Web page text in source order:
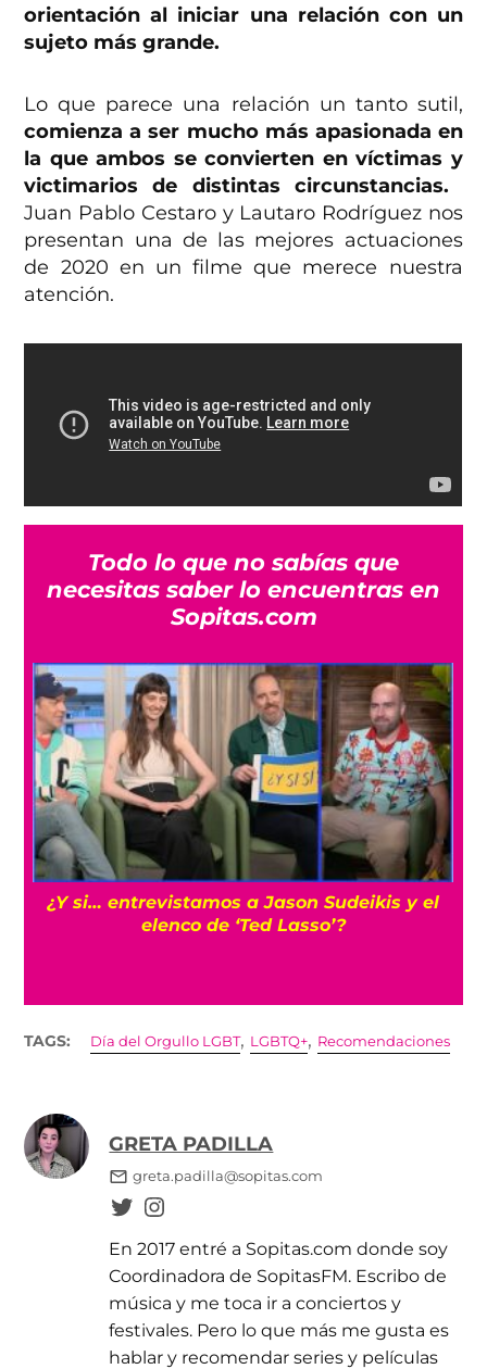
orientación al iniciar una relación con un
sujeto más grande.
Lo que parece una relación un tanto sutil,
comienza a ser mucho más apasionada en
la que ambos se convierten en víctimas y
victimarios de distintas circunstancias.
Juan Pablo Cestaro y Lautaro Rodríguez nos
presentan una de las mejores actuaciones
de 2020 en un filme que merece nuestra
atención.
Todo lo que no sabías que
necesitas saber lo encuentras en
Sopitas.com
Cíclope: Kit Connor sería el elegido para los
‘X-Men’ en el MCU con Samara Weaving
TAGS: Día del Orgullo LGBT, LGBTQ+, Recomendaciones
GRETA PADILLA
greta.padilla@sopitas.com
En 2017 entré a Sopitas.com donde soy
Coordinadora de SopitasFM. Escribo de
música y me toca ir a conciertos y
festivales. Pero lo que más me gusta es
hablar y recomendar series y películas